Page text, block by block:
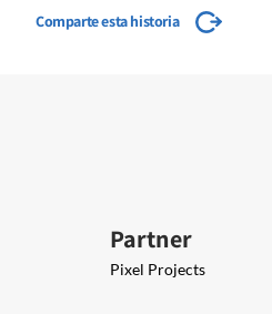
Comparte esta historia
Partner
Pixel Projects